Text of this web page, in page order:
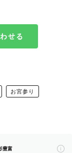
_ _ _ _ _ _ _ _
ます。
お宮参り
豊富